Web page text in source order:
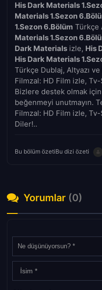
His Dark Materials
Materials 1.Sezon
1.Sezon 6.Bölüm Türkçe
Materials 1.Sezon
Dark Materials izle, His
His Dark Materials
Türkçe Dublaj, Altyazı
Filmzal: HD Film izle,
Bizlere destek olmak
beğenmeyi unutmayın.
Filmzal: HD Film izle,
Diler!..
Bu bölüm özetiBu dizi özeti
Yorumlar (0)